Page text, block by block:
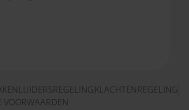
KLACHTENREGELING
VOORWAARDEN